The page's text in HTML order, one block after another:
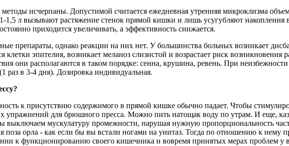
исчерпаны. Допустимой считается ежедневная утренняя микроклизма
л вызывают растяжение стенок прямой кишки и лишь усугубляют накопления
приходится увеличивать, а эффективность снижается.
препараты, однако реакции на них нет. У большинства больных возникает
эпителия, возникает меланоз слизистой и возрастает риск возникновения
они располагаются в таком порядке: сенна, крушина, ревень. При
раз в 3-4 дня). Дозировка индивидуальная.
к присутствию содержимого в прямой кишке обычно падает. Чтобы
упражнений для брюшного пресса. Можно пить натощак воду по утрам. И еще,
мускулатуру промежности, нарушая нужную пропорциональность
поза орла - как если бы вы встали ногами на унитаз. Тогда по отношению к нему
к функционированию своего кишечника и вовремя принятых мерах проблем у